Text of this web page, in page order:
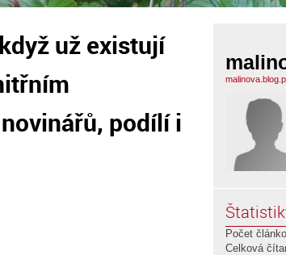
už existují
podílí i
Počet
Celková